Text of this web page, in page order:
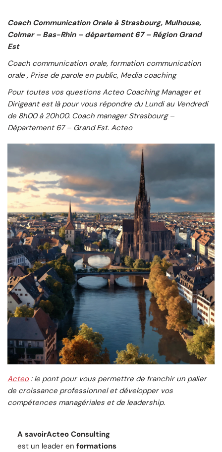
Coach Communication Orale à Strasbourg, Mulhouse,
Colmar – Bas-Rhin – département 67 – Région Grand
Est
Coach communication orale, formation communication
orale , Prise de parole en public, Media coaching
Pour toutes vos questions Acteo Coaching Manager et
Dirigeant est là pour vous répondre du Lundi au Vendredi
de 8h00 à 20h00. Coach manager Strasbourg –
Département 67 – Grand Est. Acteo
Acteo: le pont pour vous permettre de franchir un palier
de croissance professionnel et développer vos
compétences managériales et de leadership.
A savoirActeo Consulting
est un leader en formations